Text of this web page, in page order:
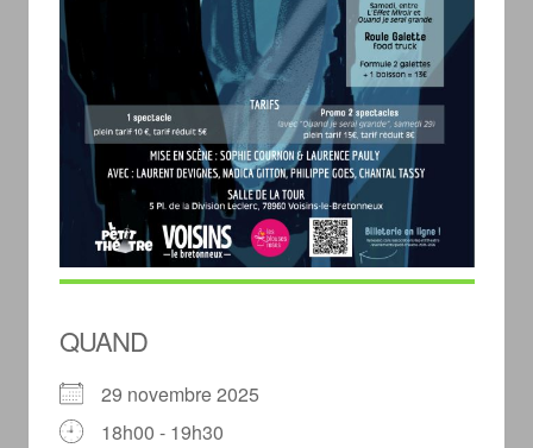
QUAND
29 novembre 2025
18h00 - 19h30